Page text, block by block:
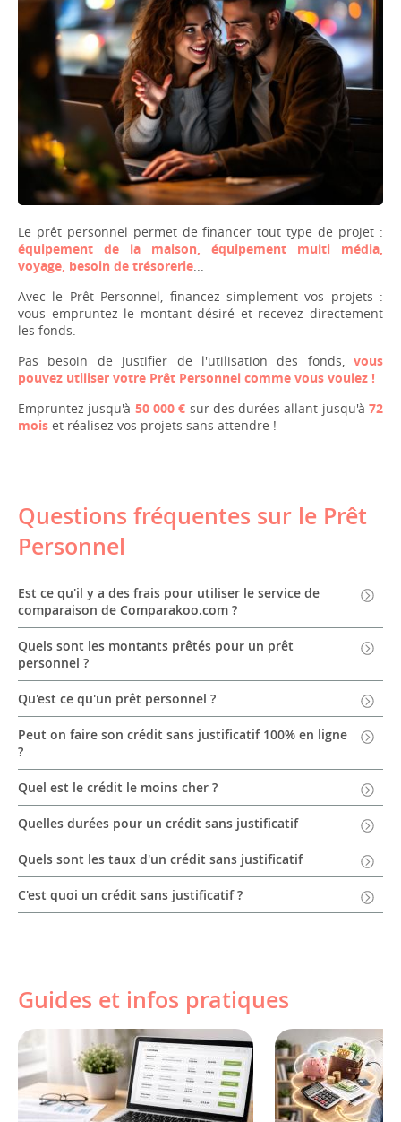
Le prêt personnel permet de financer tout type de projet :
équipement de la maison, équipement multi média,
voyage, besoin de trésorerie
Avec le Prêt Personnel, financez simplement vos projets :
vous empruntez le montant désiré et recevez directement
les fonds.
Pas besoin de justifier de l'utilisation des fonds, vous
pouvez utiliser votre Prêt Personnel comme vous voulez !
Empruntez jusqu'à 50 000 € sur des durées allant jusqu'à72
mois et réalisez vos projets sans attendre !
Questions fréquentes sur le Prêt
Personnel
Est ce qu'il y a des frais pour utiliser le service de
comparaison de Comparakoo.com ?
Quels sont les montants prêtés pour un prêt
personnel ?
Qu'est ce qu'un prêt personnel ?
Peut on faire son crédit sans justificatif 100% en ligne
?
Quel est le crédit le moins cher ?
Quelles durées pour un crédit sans justificatif
Quels sont les taux d'un crédit sans justificatif
C'est quoi un crédit sans justificatif ?
Guides et infos pratiques